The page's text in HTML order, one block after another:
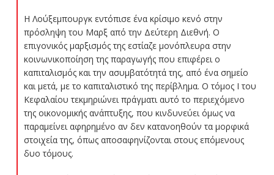
Η Λούξεμπουργκ εντόπισε ένα κρίσιμο κενό στην
πρόσληψη του Μαρξ από την Δεύτερη Διεθνή. Ο
επιγονικός μαρξισμός της εστίαζε μονόπλευρα στην
κοινωνικοποίηση της παραγωγής που επιφέρει ο
καπιταλισμός και την ασυμβατότητά της, από ένα σημείο
και μετά, με το καπιταλιστικό της περίβλημα. Ο τόμος Ι του
Κεφαλαίου τεκμηριώνει πράγματι αυτό το περιεχόμενο
της οικονομικής ανάπτυξης, που κινδυνεύει όμως να
παραμείνει αφηρημένο αν δεν κατανοηθούν τα μορφικά
στοιχεία της, όπως αποσαφηνίζονται στους επόμενους
δυο τόμους.